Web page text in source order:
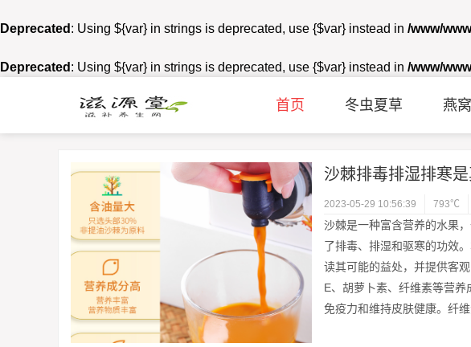
Deprecated : Using ${var} in strings is deprecated, use {$var} instead in /www/
Deprecated : Using ${var} in strings is deprecated, use {$var} instead in /www/
首页 冬虫夏草 燕窝
沙棘排毒排湿排寒是
2023-05-29 10:56:39 793℃
沙棘是一种富含营养的水果
了排毒、排湿和驱寒的功效
读其可能的益处，并提供客
E、胡萝卜素、纤维素等营
免疫力和维持皮肤健康。纤